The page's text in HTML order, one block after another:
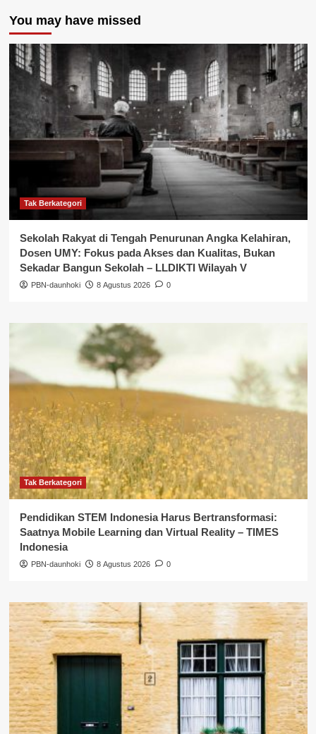
You may have missed
Tak Berkategori
Sekolah Rakyat di Tengah Penurunan Angka Kelahiran,
Dosen UMY: Fokus pada Akses dan Kualitas, Bukan
Sekadar Bangun Sekolah – LLDIKTI Wilayah V
PBN-daunhoki 8 Agustus 2026 0
Tak Berkategori
Pendidikan STEM Indonesia Harus Bertransformasi:
Saatnya Mobile Learning dan Virtual Reality – TIMES
Indonesia
PBN-daunhoki 8 Agustus 2026 0